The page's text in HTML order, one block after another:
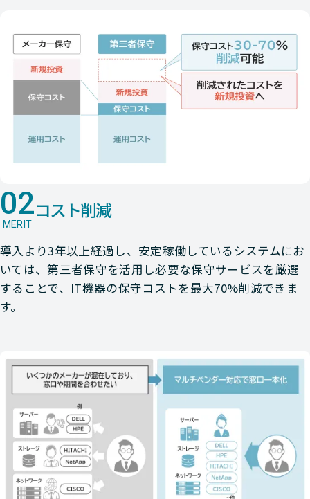
02
MERIT
コスト削減
導入より3年以上経過し、安定稼働しているシステムにお
いては、第三者保守を活用し必要な保守サービスを厳選
することで、IT機器の保守コストを最大70%削減できま
す。